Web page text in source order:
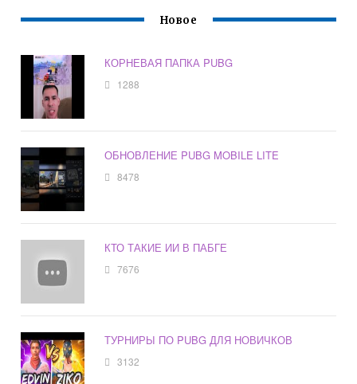
Новое
КОРНЕВАЯ ПАПКА PUBG
1288
ОБНОВЛЕНИЕ PUBG MOBILE LITE
8478
КТО ТАКИЕ ИИ В ПАБГЕ
7676
ТУРНИРЫ ПО PUBG ДЛЯ НОВИЧКОВ
3132